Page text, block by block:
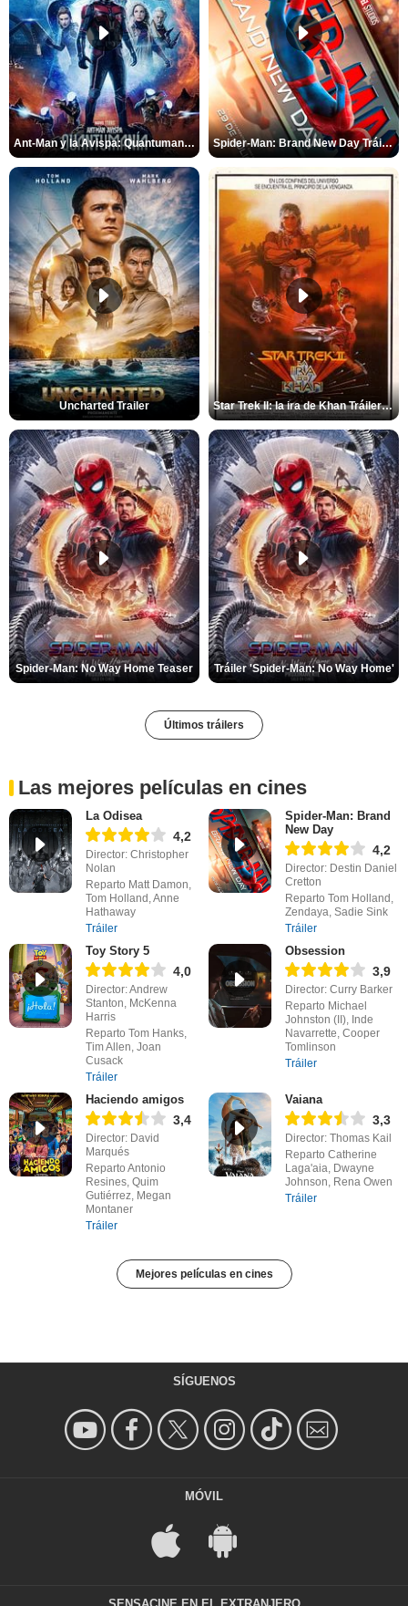
Ant-Man y la Avispa: Quantumanía Tráiler (2) Spider-Man: Brand New Day Tráiler (3)
Uncharted Trailer Star Trek II: la ira de Khan Tráiler VO
Spider-Man: No Way Home Teaser Tráiler 'Spider-Man: No Way Home'
Últimos tráilers
Las mejores películas en cines
La Odisea
4,2
Director: Christopher
Nolan
Reparto Matt Damon,
Tom Holland, Anne
Hathaway
Tráiler
Spider-Man: Brand
New Day
4,2
Director: Destin Daniel
Cretton
Reparto Tom Holland,
Zendaya, Sadie Sink
Tráiler
Toy Story 5
4,0
Director: Andrew
Stanton, McKenna
Harris
Reparto Tom Hanks,
Tim Allen, Joan
Cusack
Tráiler
Obsession
3,9
Director: Curry Barker
Reparto Michael
Johnston (II), Inde
Navarrette, Cooper
Tomlinson
Tráiler
Haciendo amigos
3,4
Director: David
Marqués
Reparto Antonio
Resines, Quim
Gutiérrez, Megan
Montaner
Tráiler
Vaiana
3,3
Director: Thomas Kail
Reparto Catherine
Laga'aia, Dwayne
Johnson, Rena Owen
Tráiler
Mejores películas en cines
SÍGUENOS
MÓVIL